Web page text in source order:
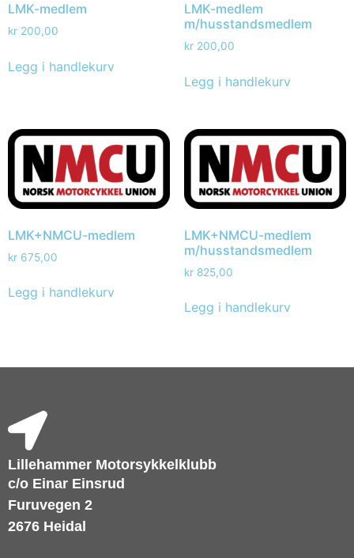
LMK-medlem
kr 200,00
Legg i handlekurv
LMK-medlem
m/husstandsmedlem
kr200,00
Legg i handlekurv
LMK+NMCU-medlem
kr 675,00
Legg i handlekurv
LMK+NMCU-medlem
m/husstandsmedlem
kr825,00
Legg i handlekurv
Lillehammer Motorsykkelklubb
c/o Einar Einsrud
Furuvegen 2
2676 Heidal